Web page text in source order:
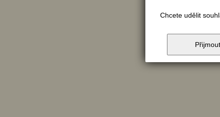
Chcete udělit
Přijmout